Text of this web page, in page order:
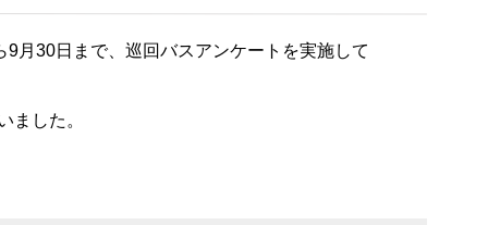
月30日まで、巡回バスアンケートを実施して
ました。